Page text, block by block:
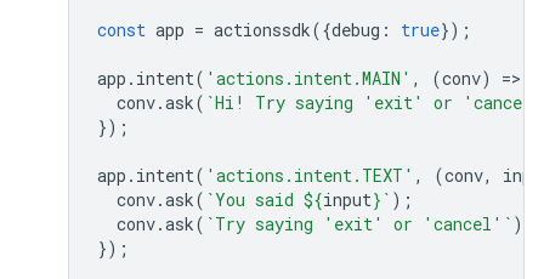
const app = actionssdk({debug : true});
app . intent( 'actions.intent.MAIN' , (conv) =>
conv.ask( `Hi! Try saying 'exit' or
});
app . intent( 'actions.intent.TEXT' , (conv,
conv.ask( `You said ${input} ` );
conv.ask( `Try saying 'exit' or 'cancel'` );
});